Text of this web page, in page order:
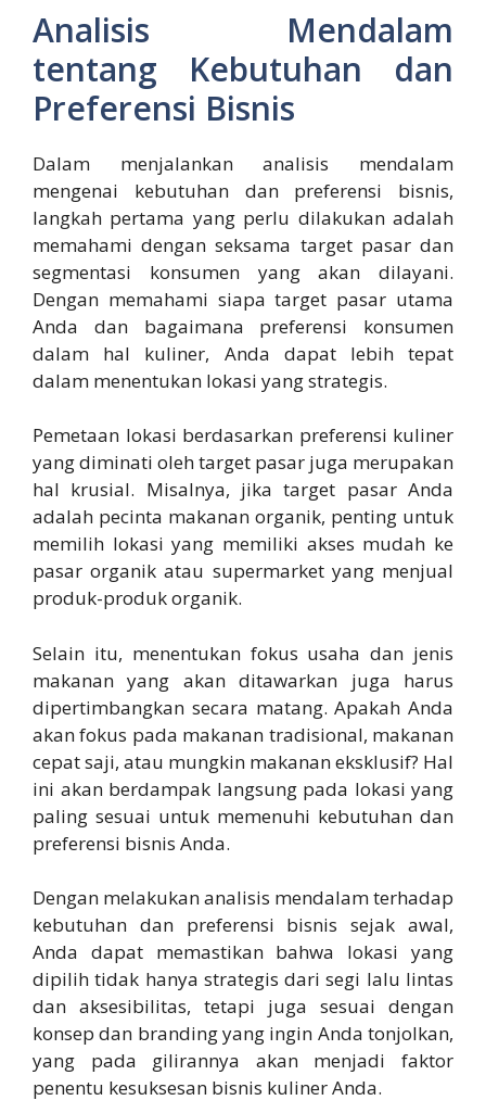
Analisis Mendalam
tentang Kebutuhan dan
Preferensi Bisnis
Dalam menjalankan analisis mendalam
mengenai kebutuhan dan preferensi bisnis,
langkah pertama yang perlu dilakukan adalah
memahami dengan seksama target pasar dan
segmentasi konsumen yang akan dilayani.
Dengan memahami siapa target pasar utama
Anda dan bagaimana preferensi konsumen
dalam hal kuliner, Anda dapat lebih tepat
dalam menentukan lokasi yang strategis.
Pemetaan lokasi berdasarkan preferensi kuliner
yang diminati oleh target pasar juga merupakan
hal krusial. Misalnya, jika target pasar Anda
adalah pecinta makanan organik, penting untuk
memilih lokasi yang memiliki akses mudah ke
pasar organik atau supermarket yang menjual
produk-produk organik.
Selain itu, menentukan fokus usaha dan jenis
makanan yang akan ditawarkan juga harus
dipertimbangkan secara matang. Apakah Anda
akan fokus pada makanan tradisional, makanan
cepat saji, atau mungkin makanan eksklusif? Hal
ini akan berdampak langsung pada lokasi yang
paling sesuai untuk memenuhi kebutuhan dan
preferensi bisnis Anda.
Dengan melakukan analisis mendalam terhadap
kebutuhan dan preferensi bisnis sejak awal,
Anda dapat memastikan bahwa lokasi yang
dipilih tidak hanya strategis dari segi lalu lintas
dan aksesibilitas, tetapi juga sesuai dengan
konsep dan branding yang ingin Anda tonjolkan,
yang pada gilirannya akan menjadi faktor
penentu kesuksesan bisnis kuliner Anda.